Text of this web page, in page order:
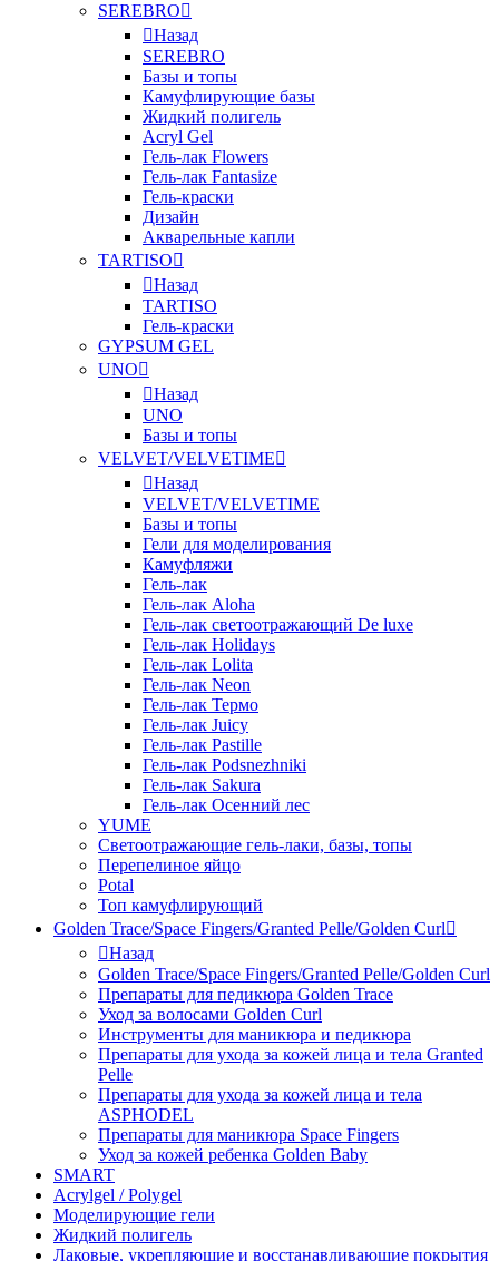
SEREBRO
Назад
SEREBRO
Базы и топы
Камуфлирующие базы
Жидкий полигель
Acryl Gel
Гель-лак Flowers
Гель-лак Fantasize
Гель-краски
Дизайн
Акварельные капли
TARTISO
Назад
TARTISO
Гель-краски
GYPSUM GEL
UNO
Назад
UNO
Базы и топы
VELVET/VELVETIME
Назад
VELVET/VELVETIME
Базы и топы
Гели для моделирования
Камуфляжи
Гель-лак
Гель-лак Aloha
Гель-лак светоотражающий De luxe
Гель-лак Holidays
Гель-лак Lolita
Гель-лак Neon
Гель-лак Термо
Гель-лак Juicy
Гель-лак Pastille
Гель-лак Podsnezhniki
Гель-лак Sakura
Гель-лак Осенний лес
YUME
Светоотражающие гель-лаки, базы, топы
Перепелиное яйцо
Potal
Топ камуфлирующий
Golden Trace/Space Fingers/Granted Pelle/Golden Curl
Назад
Golden Trace/Space Fingers/Granted Pelle/Golden Curl
Препараты для педикюра Golden Trace
Уход за волосами Golden Curl
Инструменты для маникюра и педикюра
Препараты для ухода за кожей лица и тела Granted
Pelle
Препараты для ухода за кожей лица и тела
ASPHODEL
Препараты для маникюра Space Fingers
Уход за кожей ребенка Golden Baby
SMART
Acrylgel / Polygel
Моделирующие гели
Жидкий полигель
Лаковые, укрепляющие и восстанавливающие покрытия